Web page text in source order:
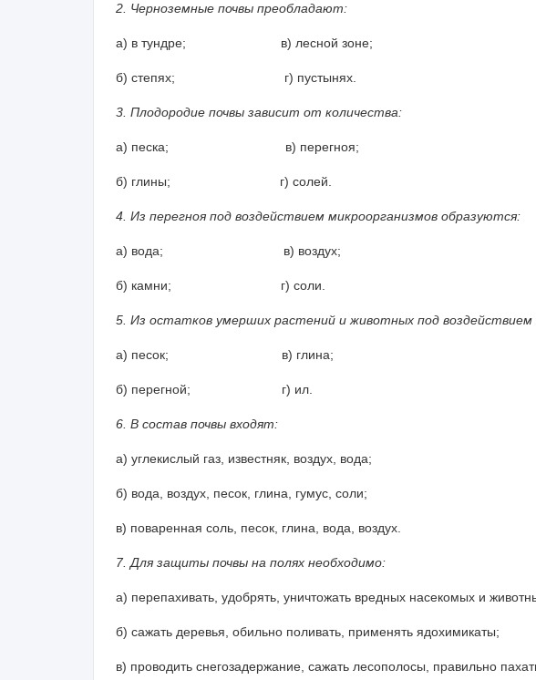
2. Черноземные почвы преобладают:
а) в тундре; в) лесной зоне;
б) степях; г) пустынях.
3. Плодородие почвы зависит от количества:
а) песка; в) перегноя;
б) глины; г) солей.
4. Из перегноя под воздействием микроорганизмов образуются:
а) вода; в) воздух;
б) камни; г) соли.
5. Из остатков умерших растений и животных под воздействием
а) песок; в) глина;
б) перегной; г) ил.
6. В состав почвы входят:
а) углекислый газ, известняк, воздух, вода;
б) вода, воздух, песок, глина, гумус, соли;
в) поваренная соль, песок, глина, вода, воздух.
7. Для защиты почвы на полях необходимо:
а) перепахивать, удобрять, уничтожать вредных насекомых и
б) сажать деревья, обильно поливать, применять ядохимикаты;
в) проводить снегозадержание, сажать лесополосы, правильно